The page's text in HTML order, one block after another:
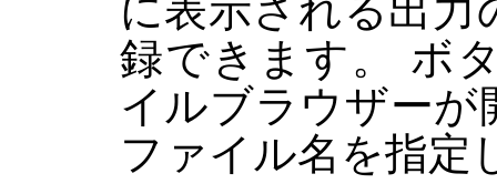
録できます。 ボ
イルブラウザー
ファイル名を指定